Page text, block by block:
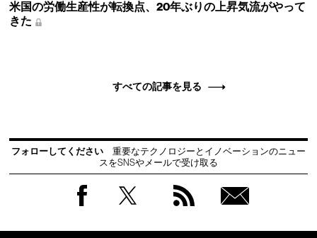
米国の労働生産性が転換点、20年ぶりの上昇気流がやって
きた
すべての記事を見る
フォローしてください
重要なテクノロジーとイノベーションのニュー
スをSNSやメールで受け取る